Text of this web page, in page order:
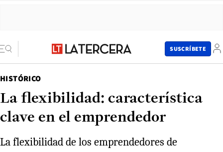
SUSCRÍBETE
HISTÓRICO
La flexibilidad: característica
clave en el emprendedor
La flexibilidad de los emprendedores de